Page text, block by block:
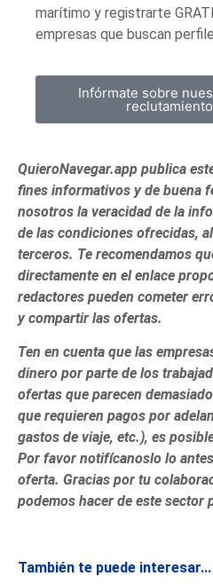
marítimo y registrarte
empresas que buscan
Infórmate sobre
QuieroNavegar.app publica
fines informativos y de buena
nosotros la veracidad de la
de las condiciones ofrecidas,
terceros. Te recomendamos
directamente en el enlace
redactores pueden cometer
y compartir las ofertas.
Ten en cuenta que las
dinero por parte de los
ofertas que parecen
que requieren pagos por
gastos de viaje, etc.), es
Por favor notifícanoslo lo
oferta. Gracias por tu
podemos hacer de este sector
También te puede interesar...